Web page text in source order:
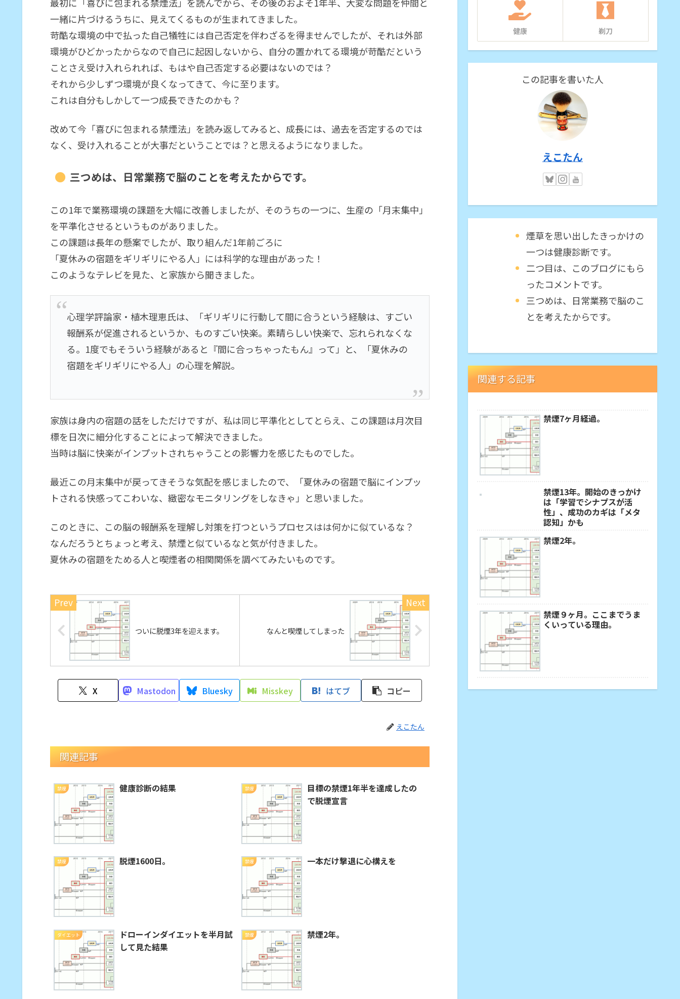
最初に「喜びに包まれる禁煙法」を読んでから、その後のおよそ1年半、大変な問題を仲間と
一緒に片づけるうちに、見えてくるものが生まれてきました。
苛酷な環境の中で払った自己犠牲には自己否定を伴わざるを得ませんでしたが、それは外部
環境がひどかったからなので自己に起因しないから、自分の置かれてる環境が苛酷だという
ことさえ受け入れられれば、もはや自己否定する必要はないのでは？
それから少しずつ環境が良くなってきて、今に至ります。
これは自分もしかして一つ成長できたのかも？
改めて今「喜びに包まれる禁煙法」を読み返してみると、成長には、過去を否定するのでは
なく、受け入れることが大事だということでは？と思えるようになりました。
三つめは、日常業務で脳のことを考えたからです。
この1年で業務環境の課題を大幅に改善しましたが、そのうちの一つに、生産の「月末集中」
を平準化させるというものがありました。
この課題は長年の懸案でしたが、取り組んだ1年前ごろに
「夏休みの宿題をギリギリにやる人」には科学的な理由があった！
このようなテレビを見た、と家族から聞きました。
心理学評論家・植木理恵氏は、「ギリギリに行動して間に合うという経験は、すごい
報酬系が促進されるというか、ものすごい快楽。素晴らしい快楽で、忘れられなくな
る。1度でもそういう経験があると『間に合っちゃったもん』って」と、「夏休みの
宿題をギリギリにやる人」の心理を解説。
家族は身内の宿題の話をしただけですが、私は同じ平準化としてとらえ、この課題は月次目
標を日次に細分化することによって解決できました。
当時は脳に快楽がインプットされちゃうことの影響力を感じたものでした。
最近この月末集中が戻ってきそうな気配を感じましたので、「夏休みの宿題で脳にインプッ
トされる快感ってこわいな、緻密なモニタリングをしなきゃ」と思いました。
このときに、この脳の報酬系を理解し対策を打つというプロセスはは何かに似ているな？
なんだろうとちょっと考え、禁煙と似ているなと気が付きました。
夏休みの宿題をためる人と喫煙者の相関関係を調べてみたいものです。
ついに脱煙3年を迎えます。 なんと喫煙してしまった
X Mastodon Bluesky Misskey はてブ コピー
えこたん
関連記事
禁煙 健康診断の結果 禁煙
目標の禁煙1年半を達成したの
で脱煙宣言
禁煙 脱煙1600日。 禁煙 一本だけ撃退に心構えを
ダイエット
ドローインダイエットを半月試
して見た結果
禁煙 禁煙2年。
健康 剃刀
この記事を書いた人
えこたん
煙草を思い出したきっかけの
一つは健康診断です。
二つ目は、このブログにもら
ったコメントです。
三つめは、日常業務で脳のこ
とを考えたからです。
関連する記事
禁煙7ヶ月経過。
禁煙13年。開始のきっかけ
は「学習でシナプスが活
性」、成功のカギは「メタ
認知」かも
禁煙2年。
禁煙９ヶ月。ここまでうま
くいっている理由。